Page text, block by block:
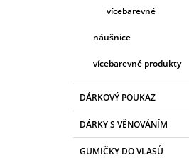
vícebarevné
náušnice
vícebarevné produkty
DÁRKOVÝ POUKAZ
DÁRKY S VĚNOVÁNÍM
GUMIČKY DO VLASŮ